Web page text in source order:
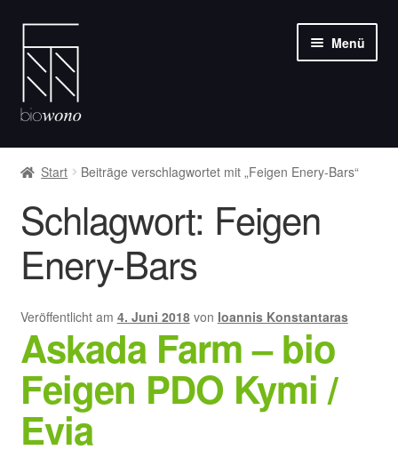
Navigation
springen
Inhalt
springen
Menü
Weine
öffnen
Feinkost
Blog
Start Beiträge verschlagwortet mit „Feigen Enery-Bars“
Schlagwort: Feigen
Enery-Bars
Veröffentlicht am 4. Juni 2018 von Ioannis Konstantaras
Askada Farm – bio
Feigen PDO Kymi /
Evia